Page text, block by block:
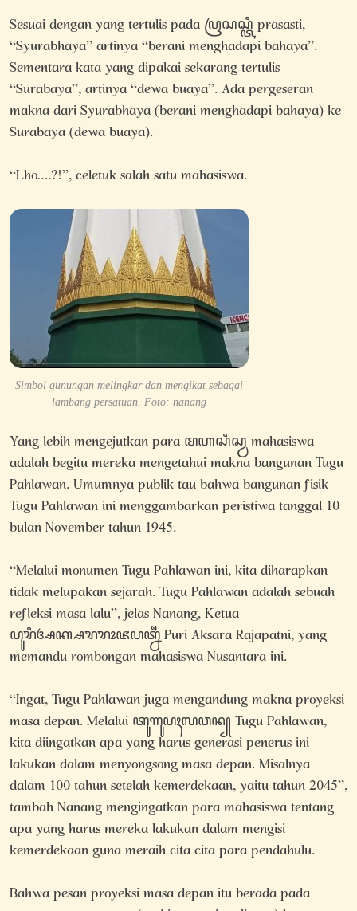
Sesuai dengan yang tertulis pada ꦥꦿꦱꦱ꧀ꦠꦶ prasasti,
“Syurabhaya” artinya “berani menghadapi bahaya”.
Sementara kata yang dipakai sekarang tertulis
“Surabaya”, artinya “dewa buaya”. Ada pergeseran
makna dari Syurabhaya (berani menghadapi bahaya) ke
Surabaya (dewa buaya).
“Lho….?!”, celetuk salah satu mahasiswa.
Simbol gunungan melingkar dan mengikat sebagai
lambang persatuan. Foto: nanang
Yang lebih mengejutkan para ꦩꦲꦱꦶꦱ꧀ꦮ mahasiswa
adalah begitu mereka mengetahui makna bangunan Tugu
Pahlawan. Umumnya publik tau bahwa bangunan fisik
Tugu Pahlawan ini menggambarkan peristiwa tanggal 10
bulan November tahun 1945.
“Melalui monumen Tugu Pahlawan ini, kita diharapkan
tidak melupakan sejarah. Tugu Pahlawan adalah sebuah
refleksi masa lalu”, jelas Nanang, Ketua
ꦥꦸꦫꦶꦄꦏ꧀ꦱꦫꦫꦴꦗꦥꦠ꧀ꦤꦷ Puri Aksara Rajapatni, yang
memandu rombongan mahasiswa Nusantara ini.
“Ingat, Tugu Pahlawan juga mengandung makna proyeksi
masa depan. Melalui ꦠꦸꦒꦸꦥꦃꦭꦮꦤ꧀‌ Tugu Pahlawan,
kita diingatkan apa yang harus generasi penerus ini
lakukan dalam menyongsong masa depan. Misalnya
dalam 100 tahun setelah kemerdekaan, yaitu tahun 2045”,
tambah Nanang mengingatkan para mahasiswa tentang
apa yang harus mereka lakukan dalam mengisi
kemerdekaan guna meraih cita cita para pendahulu.
Bahwa pesan proyeksi masa depan itu berada pada